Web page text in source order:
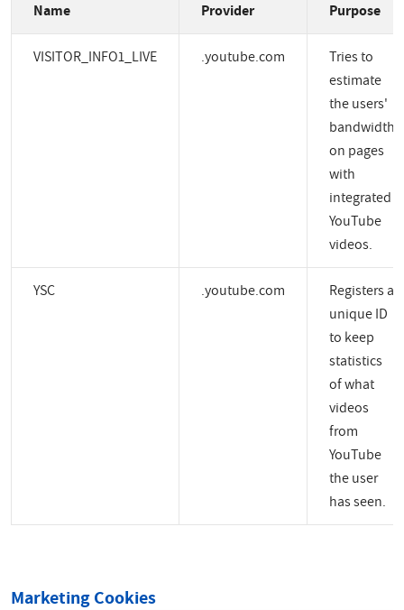
Name Provider Purpose
VISITOR_INFO1_LIVE .youtube.com
Tries to
estimate
the users'
bandwidth
on pages
with
integrated
YouTube
videos.
YSC .youtube.com
Registers a
unique ID
to keep
statistics
of what
videos
from
YouTube
the user
has seen.
Marketing Cookies